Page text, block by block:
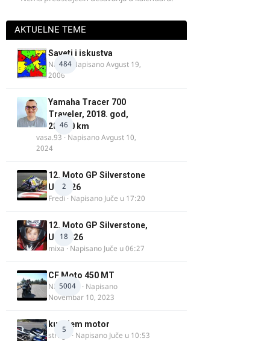
AKTUELNE TEME
484
Saveti i iskustva
Najzli· NapisanoAvgust 19,
2006
46
Yamaha Tracer 700
Traveler, 2018. god,
28.100 km
vasa.93 · NapisanoAvgust 10,
2024
2
12. Moto GP Silverstone
UK 2026
Fredi · Napisano Juče u 17:20
18
12. Moto GP Silverstone,
UK, 2026
mixa · Napisano Juče u 06:27
5004
CF Moto 450 MT
NIKOLA 1
· Napisano
Novembar 10, 2023
5
kupujem motor
strugo · Napisano Juče u 10:53